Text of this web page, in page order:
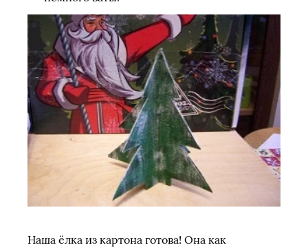
Наша ёлка из картона готова! Она как